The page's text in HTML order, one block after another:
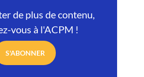
de plus de contenu,
vous à l'ACPM !
S'ABONNER